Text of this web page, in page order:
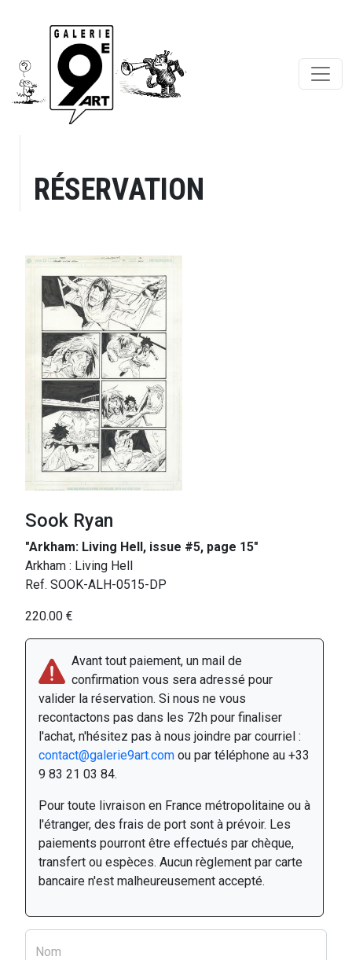
RÉSERVATION
Sook Ryan
"Arkham: Living Hell, issue #5, page 15"
Arkham : Living Hell
Ref. SOOK-ALH-0515-DP
220.00 €
Avant tout paiement, un mail de
confirmation vous sera adressé pour
valider la réservation. Si nous ne vous
recontactons pas dans les 72h pour finaliser
l'achat, n'hésitez pas à nous joindre par courriel :
contact@galerie9art.com ou par téléphone au +33
9 83 21 03 84.
Pour toute livraison en France métropolitaine ou à
l'étranger, des frais de port sont à prévoir. Les
paiements pourront être effectués par chèque,
transfert ou espèces. Aucun règlement par carte
bancaire n'est malheureusement accepté.
Nom